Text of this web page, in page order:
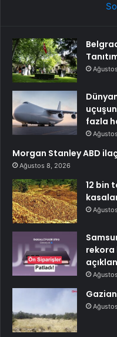
fazla
Morgan Stanley ABD
Ağustos 8, 2026
12 bin
rekora